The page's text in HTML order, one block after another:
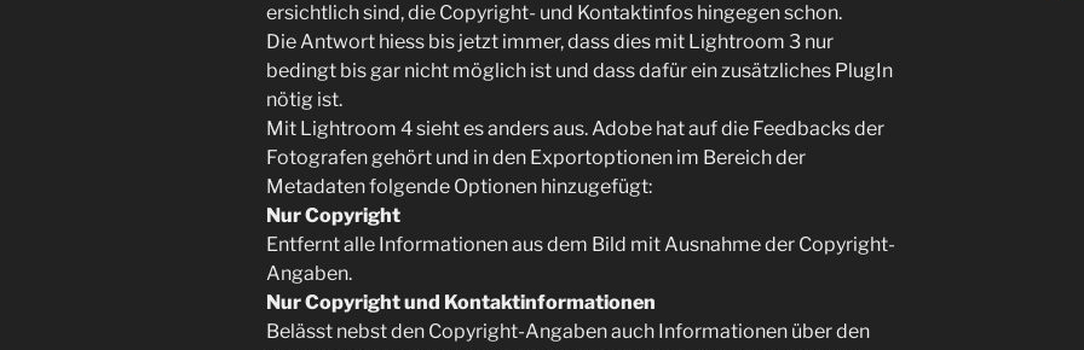
ersichtlich sind, die Copyright- und Kontaktinfos hingegen schon.
Die Antwort hiess bis jetzt immer, dass dies mit Lightroom 3 nur
bedingt bis gar nicht möglich ist und dass dafür ein zusätzliches PlugIn
nötig ist.
Mit Lightroom 4 sieht es anders aus. Adobe hat auf die Feedbacks der
Fotografen gehört und in den Exportoptionen im Bereich der
Metadaten folgende Optionen hinzugefügt:
Nur Copyright
Entfernt alle Informationen aus dem Bild mit Ausnahme der Copyright-
Angaben.
Nur Copyright und Kontaktinformationen
Belässt nebst den Copyright-Angaben auch Informationen über den